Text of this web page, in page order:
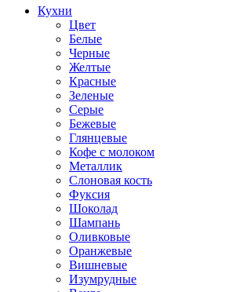
Кухни
Цвет
Белые
Черные
Желтые
Красные
Зеленые
Серые
Бежевые
Глянцевые
Кофе с молоком
Металлик
Слоновая кость
Фуксия
Шоколад
Шампань
Оливковые
Оранжевые
Вишневые
Изумрудные